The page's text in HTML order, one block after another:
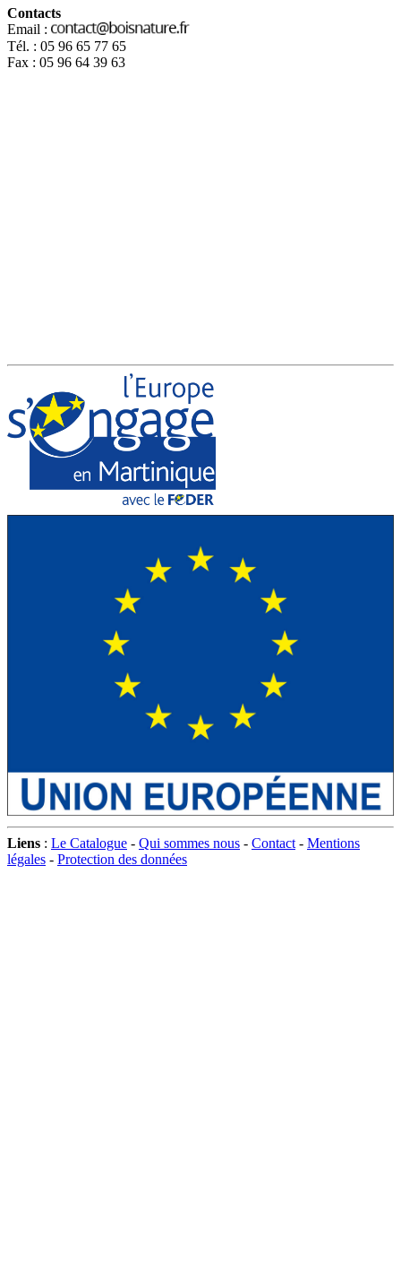
Contacts
Email :
Tél. : 05 96 65 77 65
Fax : 05 96 64 39 63
Liens : Le Catalogue - Qui sommes nous - Contact - Mentions
légales - Protection des données